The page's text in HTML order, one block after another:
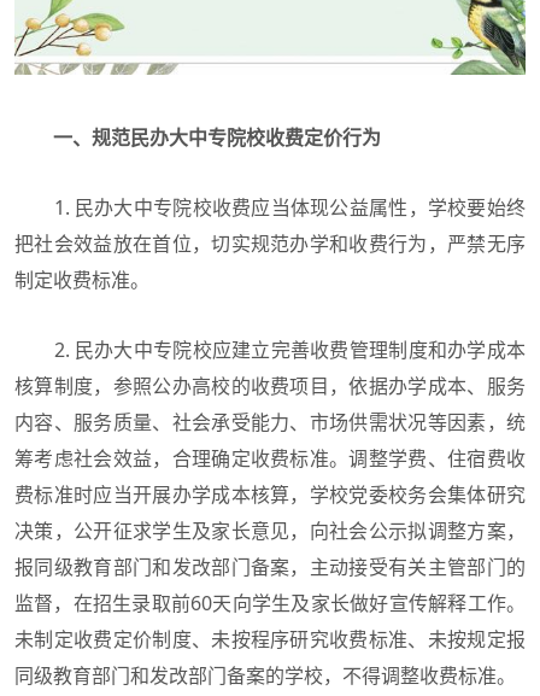
一、规范民办大中专院校收费定价行为
1. 民办大中专院校收费应当体现公益属性，学校要始终
把社会效益放在首位，切实规范办学和收费行为，严禁无序
制定收费标准。
2. 民办大中专院校应建立完善收费管理制度和办学成本
核算制度，参照公办高校的收费项目，依据办学成本、服务
内容、服务质量、社会承受能力、市场供需状况等因素，统
筹考虑社会效益，合理确定收费标准。调整学费、住宿费收
费标准时应当开展办学成本核算，学校党委校务会集体研究
决策，公开征求学生及家长意见，向社会公示拟调整方案，
报同级教育部门和发改部门备案，主动接受有关主管部门的
监督，在招生录取前60天向学生及家长做好宣传解释工作。
未制定收费定价制度、未按程序研究收费标准、未按规定报
同级教育部门和发改部门备案的学校，不得调整收费标准。